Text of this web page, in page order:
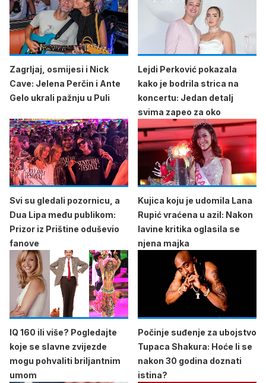
Zagrljaj, osmijesi i Nick
Cave: Jelena Perčin i Ante
Gelo ukrali pažnju u Puli
Lejdi Perković pokazala
kako je bodrila strica na
koncertu: Jedan detalj
svima zapeo za oko
Svi su gledali pozornicu, a
Dua Lipa među publikom:
Prizor iz Prištine oduševio
fanove
Kujica koju je udomila Lana
Rupić vraćena u azil: Nakon
lavine kritika oglasila se
njena majka
IQ 160 ili više? Pogledajte
koje se slavne zvijezde
mogu pohvaliti briljantnim
umom
Počinje suđenje za ubojstvo
Tupaca Shakura: Hoće li se
nakon 30 godina doznati
istina?